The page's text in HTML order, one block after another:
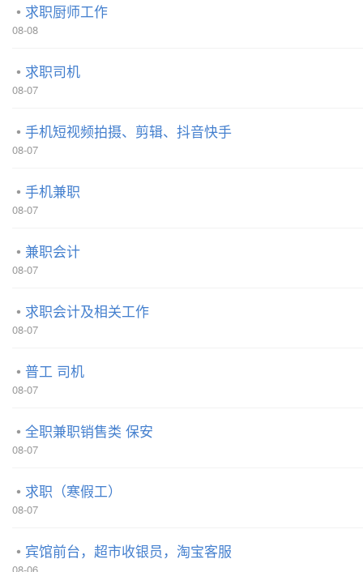
求职厨师工作
08-08
求职司机
08-07
手机短视频拍摄、剪辑、抖音快手
08-07
手机兼职
08-07
兼职会计
08-07
求职会计及相关工作
08-07
普工 司机
08-07
全职兼职销售类 保安
08-07
求职（寒假工）
08-07
宾馆前台，超市收银员，淘宝客服